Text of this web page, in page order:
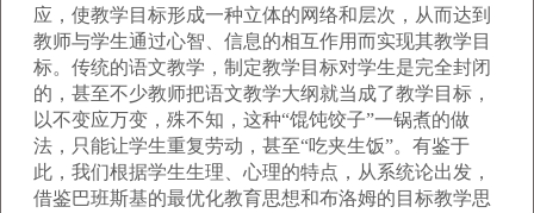
应，使教学目标形成一种立体的网络和层次，从而达到
教师与学生通过心智、信息的相互作用而实现其教学目
标。传统的语文教学，制定教学目标对学生是完全封闭
的，甚至不少教师把语文教学大纲就当成了教学目标，
以不变应万变，殊不知，这种“馄饨饺子”一锅煮的做
法，只能让学生重复劳动，甚至“吃夹生饭”。有鉴于
此，我们根据学生生理、心理的特点，从系统论出发，
借鉴巴班斯基的最优化教育思想和布洛姆的目标教学思